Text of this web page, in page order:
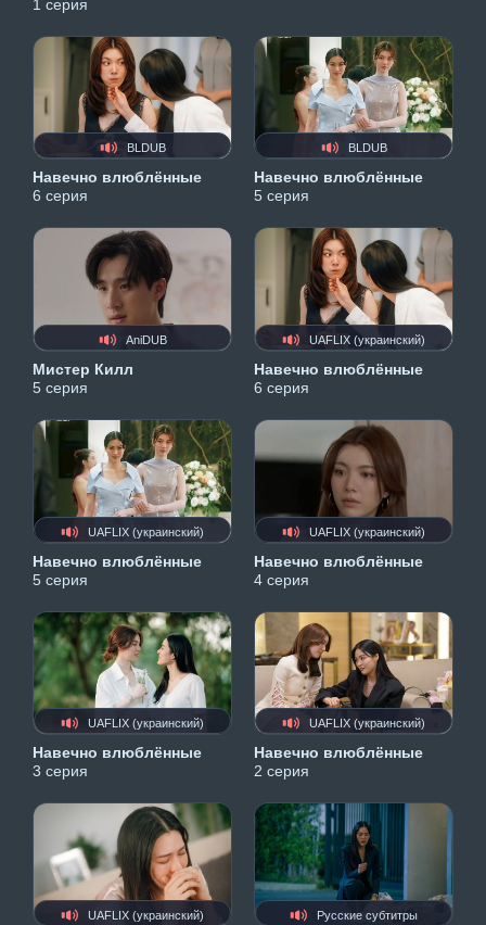
1 серия
BLDUB
Навечно влюблённые
6 серия
BLDUB
Навечно влюблённые
5 серия
AniDUB
Мистер Килл
5 серия
UAFLIX (украинский)
Навечно влюблённые
6 серия
UAFLIX (украинский)
Навечно влюблённые
5 серия
UAFLIX (украинский)
Навечно влюблённые
4 серия
UAFLIX (украинский)
Навечно влюблённые
3 серия
UAFLIX (украинский)
Навечно влюблённые
2 серия
UAFLIX (украинский) Русские субтитры